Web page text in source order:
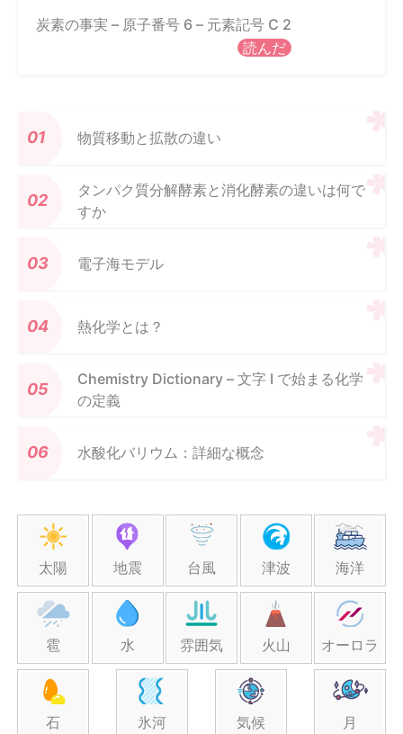
炭素の事実 – 原子番号 6 – 元素記号 C 2
読んだ
物質移動と拡散の違い
タンパク質分解酵素と消化酵素の違いは何で
すか
電子海モデル
熱化学とは？
Chemistry Dictionary – 文字 I で始まる化学
の定義
水酸化バリウム：詳細な概念
太陽 地震 台風 津波 海洋
雹 水 雰囲気 火山 オーロラ
石 氷河 気候 月